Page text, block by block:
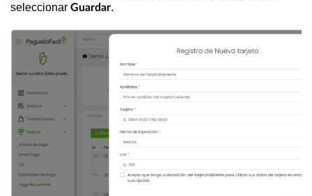
seleccionar Guardar.